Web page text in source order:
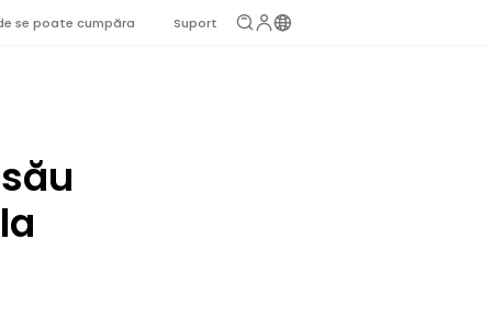
se poate cumpăra Suport